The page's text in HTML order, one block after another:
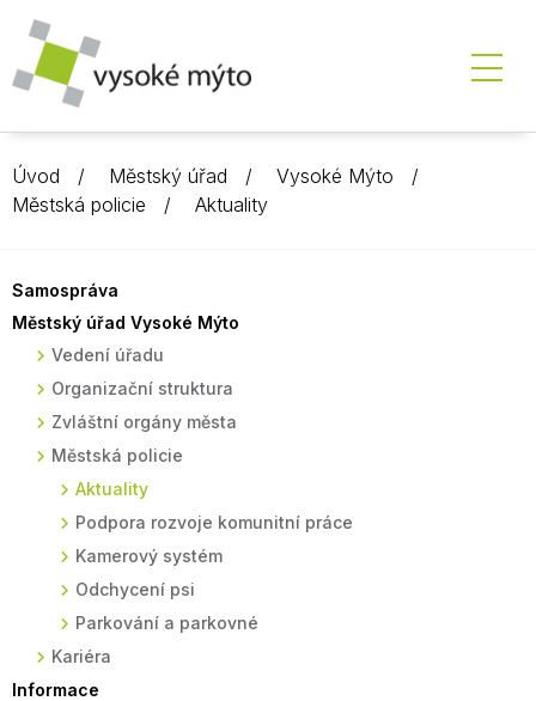
Úvod Městský úřad
Vysoké Mýto
Městská policie
Aktuality
Samospráva
Městský úřad Vysoké Mýto
Vedení úřadu
Organizační struktura
Zvláštní orgány města
Městská policie
Aktuality
Podpora rozvoje komunitní práce
Kamerový systém
Odchycení psi
Parkování a parkovné
Kariéra
Informace